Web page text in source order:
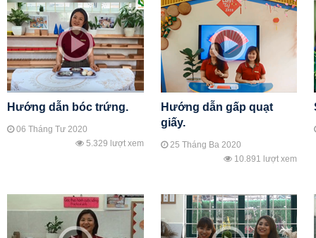
Hướng dẫn bóc trứng.
06 Tháng Tư 2020
5.329 lượt xem
Hướng dẫn gấp quạt
giấy.
25 Tháng Ba 2020
10.891 lượt xem